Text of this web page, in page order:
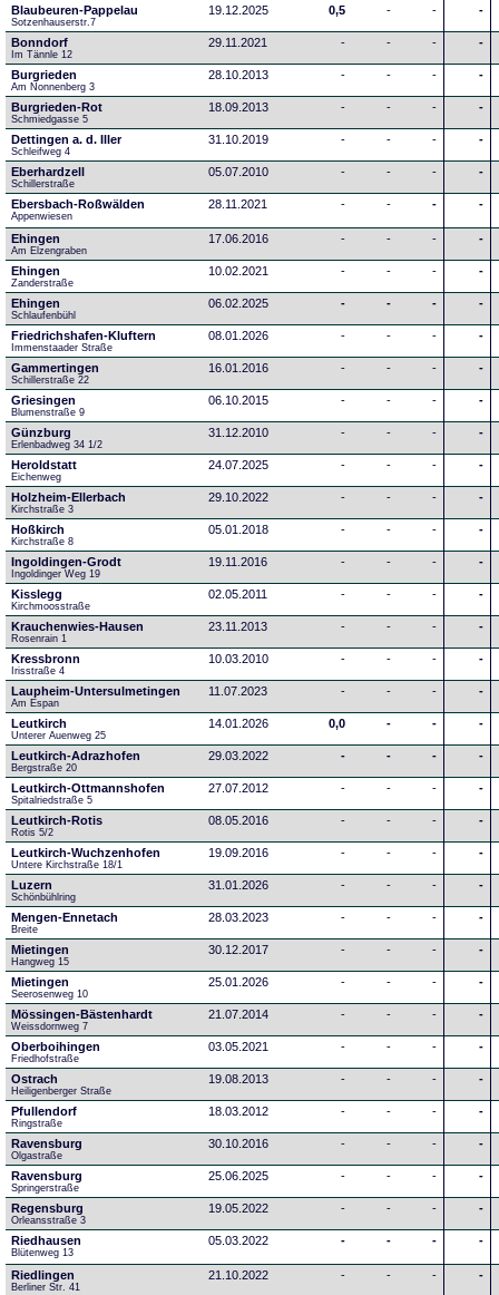
Blaubeuren-Pappelau
Sotzenhauserstr.7
19.12.2025 0,5 - - -
Bonndorf
Im Tännle 12
29.11.2021 - - - -
Burgrieden
Am Nonnenberg 3
28.10.2013 - - - -
Burgrieden-Rot
Schmiedgasse 5
18.09.2013 - - - -
Dettingen a. d. Iller
Schleifweg 4
31.10.2019 - - - -
Eberhardzell
Schillerstraße
05.07.2010 - - - -
Ebersbach-Roßwälden
Appenwiesen
28.11.2021 - - - -
Ehingen
Am Elzengraben
17.06.2016 - - - -
Ehingen
Zanderstraße
10.02.2021 - - - -
Ehingen
Schlaufenbühl
06.02.2025 - - - -
Friedrichshafen-Kluftern
Immenstaader Straße
08.01.2026 - - - -
Gammertingen
Schillerstraße 22
16.01.2016 - - - -
Griesingen
Blumenstraße 9
06.10.2015 - - - -
Günzburg
Erlenbadweg 34 1/2
31.12.2010 - - - -
Heroldstatt
Eichenweg
24.07.2025 - - - -
Holzheim-Ellerbach
Kirchstraße 3
29.10.2022 - - - -
Hoßkirch
Kirchstraße 8
05.01.2018 - - - -
Ingoldingen-Grodt
Ingoldinger Weg 19
19.11.2016 - - - -
Kisslegg
Kirchmoosstraße
02.05.2011 - - - -
Krauchenwies-Hausen
Rosenrain 1
23.11.2013 - - - -
Kressbronn
Irisstraße 4
10.03.2010 - - - -
Laupheim-Untersulmetingen
Am Espan
11.07.2023 - - - -
Leutkirch
Unterer Auenweg 25
14.01.2026 0,0 - - -
Leutkirch-Adrazhofen
Bergstraße 20
29.03.2022 - - - -
Leutkirch-Ottmannshofen
Spitalriedstraße 5
27.07.2012 - - - -
Leutkirch-Rotis
Rotis 5/2
08.05.2016 - - - -
Leutkirch-Wuchzenhofen
Untere Kirchstraße 18/1
19.09.2016 - - - -
Luzern
Schönbühlring
31.01.2026 - - - -
Mengen-Ennetach
Breite
28.03.2023 - - - -
Mietingen
Hangweg 15
30.12.2017 - - - -
Mietingen
Seerosenweg 10
25.01.2026 - - - -
Mössingen-Bästenhardt
Weissdornweg 7
21.07.2014 - - - -
Oberboihingen
Friedhofstraße
03.05.2021 - - - -
Ostrach
Heiligenberger Straße
19.08.2013 - - - -
Pfullendorf
Ringstraße
18.03.2012 - - - -
Ravensburg
Olgastraße
30.10.2016 - - - -
Ravensburg
Springerstraße
25.06.2025 - - - -
Regensburg
Orleansstraße 3
19.05.2022 - - - -
Riedhausen
Blütenweg 13
05.03.2022 - - - -
Riedlingen
Berliner Str. 41
21.10.2022 - - - -